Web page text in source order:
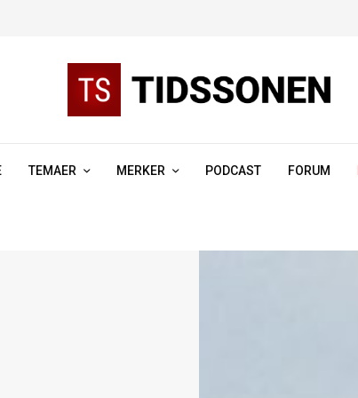
TEMAER MERKER PODCAST FORUM